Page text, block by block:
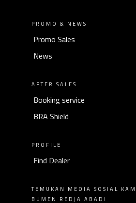
PROMO & NEWS
Promo Sales
AFTER SALES
Booking service
PROFILE